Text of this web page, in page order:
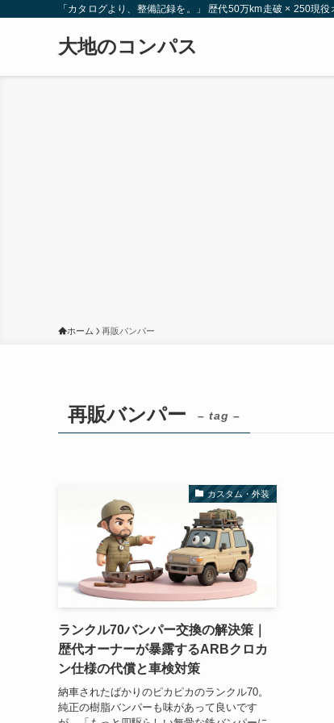
「カタログより、整備記録を。」 歴代50万km走破 × 250現
大地のコンパス
ホーム 再販バンパー
再販バンパー – tag –
カスタム・外装
ランクル70バンパー交換の解決策｜
歴代オーナーが暴露するARBクロカ
ン仕様の代償と車検対策
納車されたばかりのピカピカのランクル70。
純正の樹脂バンパーも味があって良いです